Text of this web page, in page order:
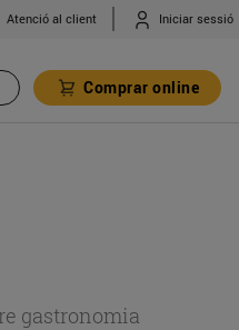
Atenció al client Iniciar sessió
Comprar online
gastronomia